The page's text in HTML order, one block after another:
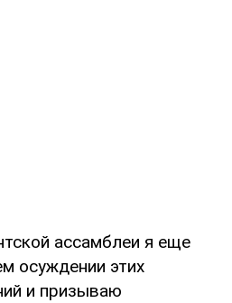
ассамблеи я еще
осуждении этих
и призываю